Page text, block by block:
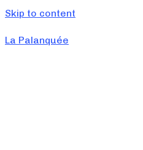
Skip to content
La Palanquée